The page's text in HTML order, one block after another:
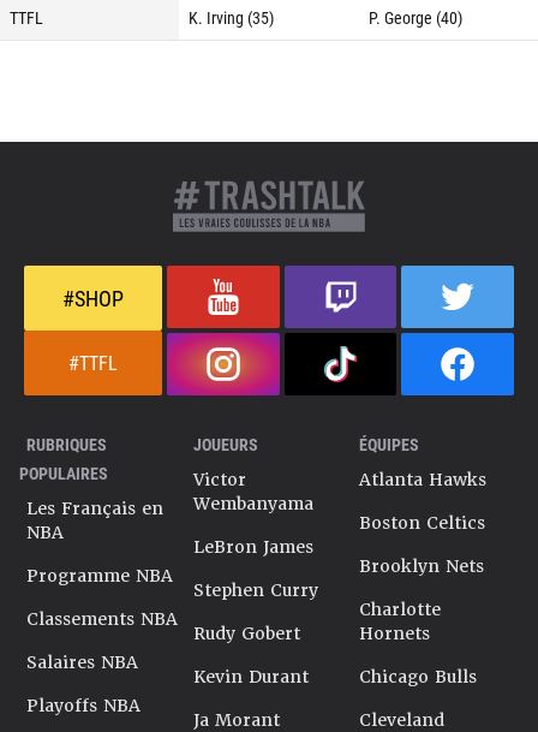
TTFL K. Irving (35) P. George (40)
#SHOP
#TTFL
RUBRIQUES
POPULAIRES
Les Français en
NBA
Programme NBA
Classements NBA
Salaires NBA
Playoffs NBA
JOUEURS
Victor
Wembanyama
LeBron James
Stephen Curry
Rudy Gobert
Kevin Durant
Ja Morant
ÉQUIPES
Atlanta Hawks
Boston Celtics
Brooklyn Nets
Charlotte
Hornets
Chicago Bulls
Cleveland